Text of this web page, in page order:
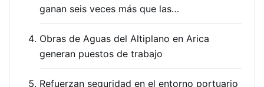
ganan seis veces más que las…
Obras de Aguas del Altiplano en Arica
generan puestos de trabajo
Refuerzan seguridad en el entorno portuario